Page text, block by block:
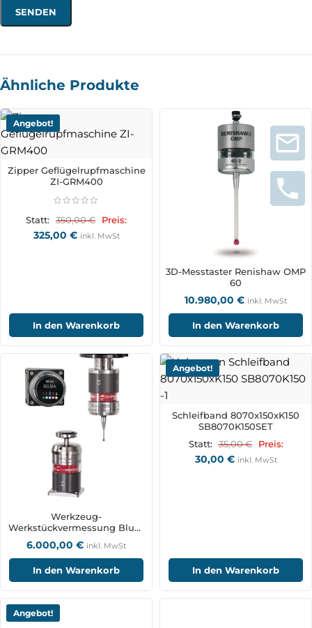
Ähnliche Produkte
Angebot!
Zipper Geflügelrupfmaschine
ZI-GRM400
Statt: 350,00€ Preis:
325,00 € inkl. MwSt
In den Warenkorb
3D-Messtaster Renishaw OMP
60
10.980,00 € inkl. MwSt
In den Warenkorb
Werkzeug-
Werkstückvermessung Blum
Mess-System TC62RC
6.000,00 € inkl. MwSt
In den Warenkorb
Angebot!
Schleifband 8070x150xK150
SB8070K150SET
Statt: 35,00€ Preis:
30,00 € inkl. MwSt
In den Warenkorb
Angebot!